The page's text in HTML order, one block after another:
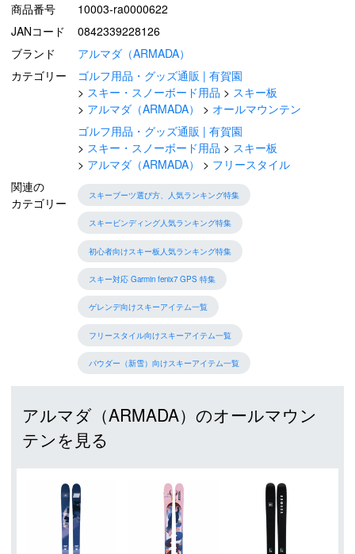
商品番号
10003-ra0000622
JANコード
0842339228126
ブランド
アルマダ（ARMADA）
カテゴリー
ゴルフ用品・グッズ通販 | 有賀園
スキー・スノーボード用品
スキー板
アルマダ（ARMADA）
オールマウンテン
ゴルフ用品・グッズ通販 | 有賀園
スキー・スノーボード用品
スキー板
アルマダ（ARMADA）
フリースタイル
関連の
カテゴリー
スキーブーツ選び方、人気ランキング特集
スキービンディング人気ランキング特集
初心者向けスキー板人気ランキング特集
スキー対応 Garmin fenix7 GPS 特集
ゲレンデ向けスキーアイテム一覧
フリースタイル向けスキーアイテム一覧
パウダー（新雪）向けスキーアイテム一覧
アルマダ（ARMADA）のオールマウン
テンを見る